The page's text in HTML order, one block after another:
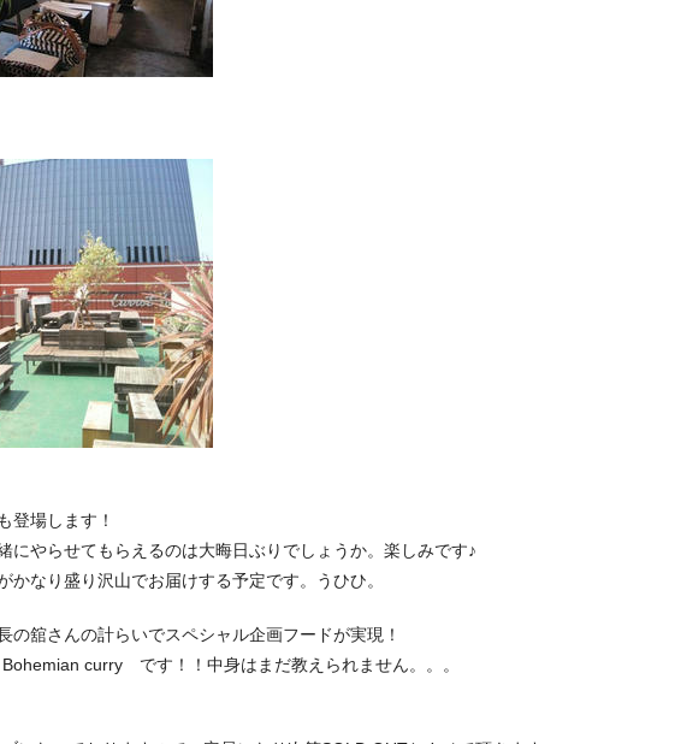
登場します！
にやらせてもらえるのは大晦日ぶりでしょうか。楽しみです♪
かなり盛り沢山でお届けする予定です。うひひ。
の舘さんの計らいでスペシャル企画フードが実現！
curry です！！中身はまだ教えられません。。。